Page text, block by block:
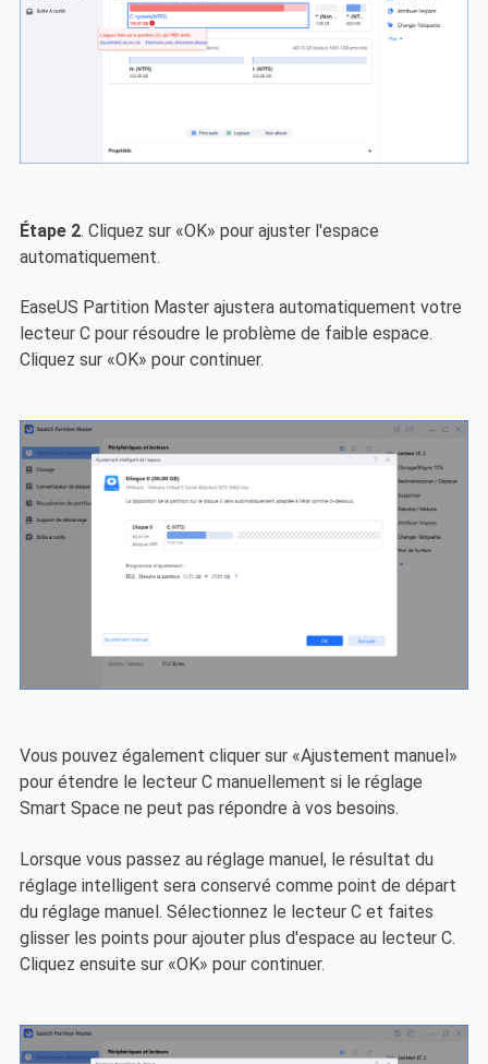
Étape 2. Cliquez sur «OK» pour ajuster l'espace
automatiquement.
EaseUS Partition Master ajustera automatiquement votre
lecteur C pour résoudre le problème de faible espace.
Cliquez sur «OK» pour continuer.
Vous pouvez également cliquer sur «Ajustement manuel»
pour étendre le lecteur C manuellement si le réglage
Smart Space ne peut pas répondre à vos besoins.
Lorsque vous passez au réglage manuel, le résultat du
réglage intelligent sera conservé comme point de départ
du réglage manuel. Sélectionnez le lecteur C et faites
glisser les points pour ajouter plus d'espace au lecteur C.
Cliquez ensuite sur «OK» pour continuer.